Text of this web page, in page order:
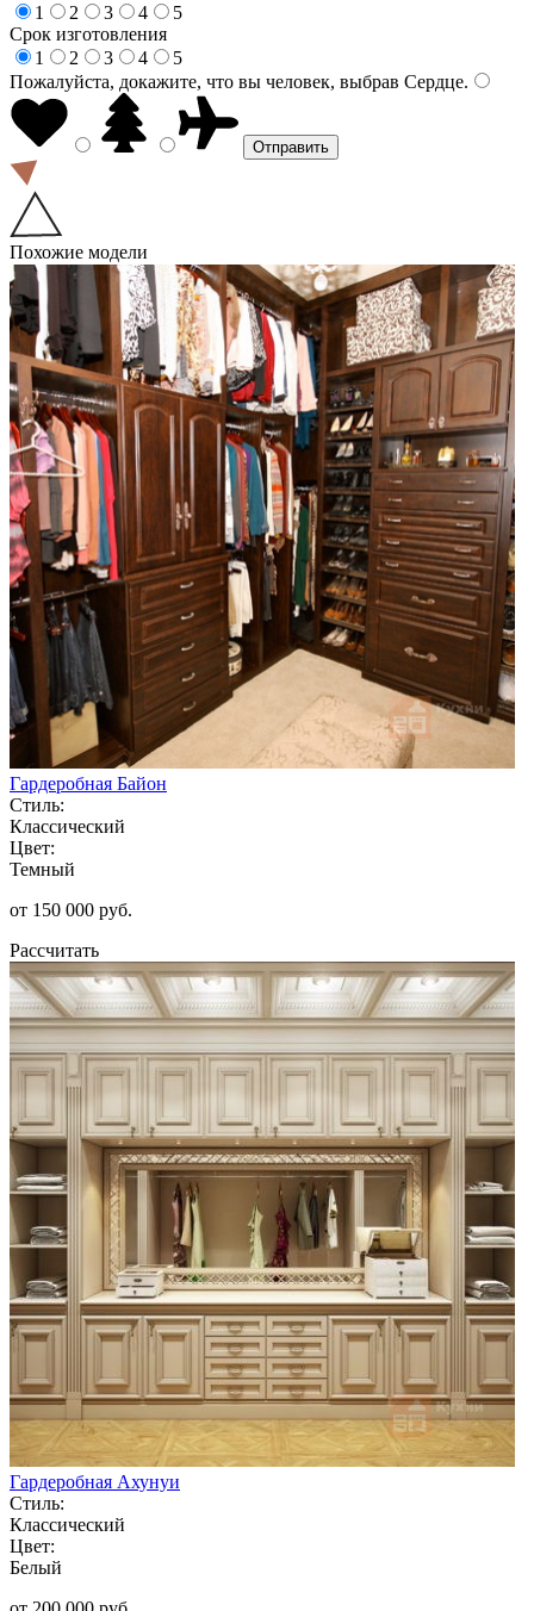
1
2 3 4
5
Срок изготовления
1
2 3 4
5
Пожалуйста, докажите, что вы человек, выбрав Сердце.
Похожие модели
Гардеробная Байон
Стиль:
Классический
Цвет:
Темный
от 150 000 руб.
Рассчитать
Гардеробная Ахунуи
Стиль:
Классический
Цвет:
Белый